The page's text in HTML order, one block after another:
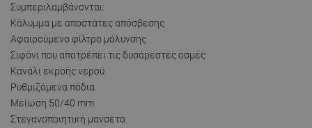
Συμπεριλαμβάνονται:
Κάλυμμα με αποστάτες απόσβεσης
Αφαιρούμενο φίλτρο μόλυνσης
Σιφόνι που αποτρέπει τις δυσάρεστες οσμές
Κανάλι εκροής νερού
Ρυθμιζόμενα πόδια
Μείωση 50/40 mm
Στεγανοποιητική μανσέτα